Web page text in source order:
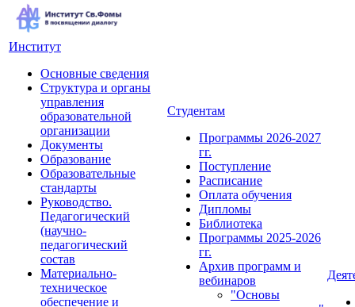
Институт
Основные сведения
Структура и органы
управления
образовательной
организации
Документы
Образование
Образовательные
стандарты
Руководство.
Педагогический
(научно-
педагогический
состав
Материально-
техническое
обеспечение и
Студентам
Программы 2026-2027
гг.
Поступление
Расписание
Оплата обучения
Дипломы
Библиотека
Программы 2025-2026
гг.
Архив программ и
вебинаров
"Основы